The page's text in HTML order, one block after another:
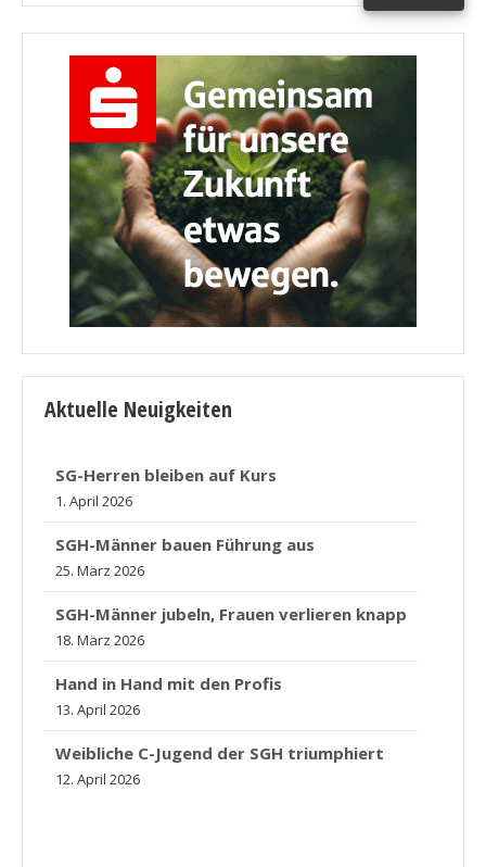
Aktuelle Neuigkeiten
1. April 2026
SGH-Männer bauen Führung aus
25. März 2026
SGH-Männer jubeln, Frauen verlieren knapp
18. März 2026
Hand in Hand mit den Profis
13. April 2026
Weibliche C-Jugend der SGH triumphiert
12. April 2026